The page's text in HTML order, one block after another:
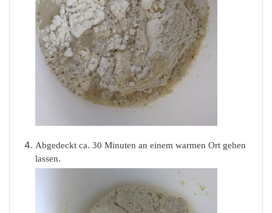
Abgedeckt ca. 30 Minuten an einem warmen Ort gehen
lassen.